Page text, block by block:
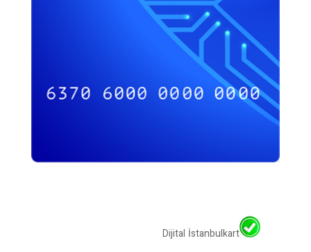
Dijital İstanbulkart